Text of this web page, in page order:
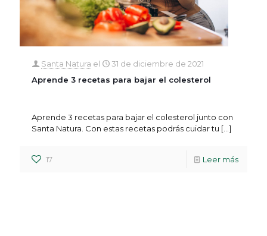
Santa Natura el
31 de diciembre de 2021
Aprende 3 recetas para bajar el colesterol
Aprende 3 recetas para bajar el colesterol junto con
Santa Natura. Con estas recetas podrás cuidar tu […]
17 Leer más